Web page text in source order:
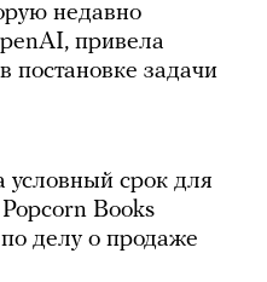
недавно
привела
постановке задачи
условный срок для
Books
делу о продаже